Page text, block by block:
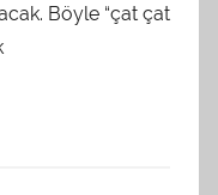
Böyle “çat çat